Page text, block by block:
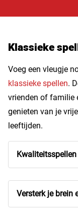
Klassieke
Voeg een vleugje
klassieke spellen.
vrienden of familie
genieten van je
leeftijden.
Versterk je brein